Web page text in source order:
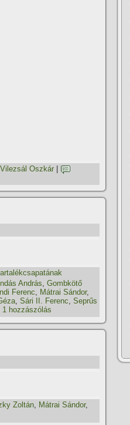
Vilezsál Oszkár
András, Gombkötő
Ferenc, Mátrai Sándor,
, Sári II. Ferenc, Seprűs
1 hozzászólás
Zoltán, Mátrai Sándor,